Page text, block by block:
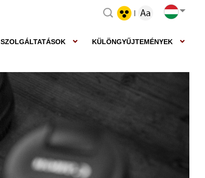
|
SZOLGÁLTATÁSOK KÜLÖNGYŰJTEMÉNYEK